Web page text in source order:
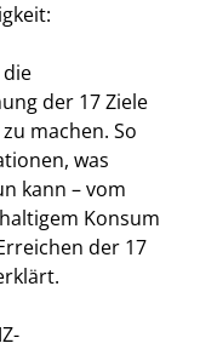
der 17 Ziele
machen. So
was
kann – vom
Konsum
der 17